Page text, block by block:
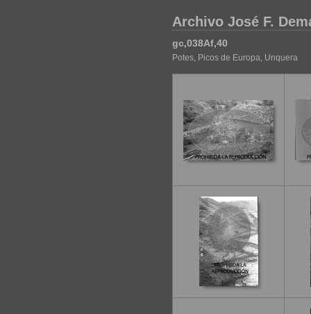
Archivo José F.
gc,038Af,40
Potes, Picos de Europa, Unquera